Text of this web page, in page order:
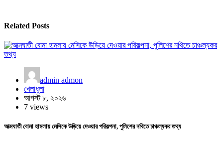
Related Posts
admin admon
খেলাধুলা
আগস্ট ৮, ২০২৬
7 views
আত্মঘাতী বোমা হামলায় মেসিকে উড়িয়ে দেওয়ার পরিকল্পনা, পুলিশের নথিতে চাঞ্চল্যকর তথ্য